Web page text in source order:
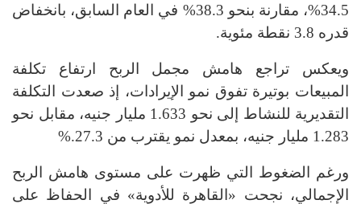
34.5%، مقارنة بنحو 38.3% في العام السابق، بانخفاض
قدره 3.8 نقطة مئوية
.
ويعكس تراجع هامش مجمل الربح ارتفاع تكلفة
المبيعات بوتيرة تفوق نمو الإيرادات، إذ صعدت التكلفة
التقديرية للنشاط إلى نحو 1.633 مليار جنيه، مقابل نحو
1.283 مليار جنيه، بمعدل نمو يقترب من 27.3
%.
ورغم الضغوط التي ظهرت على مستوى هامش الربح
الإجمالي، نجحت «القاهرة للأدوية» في الحفاظ على